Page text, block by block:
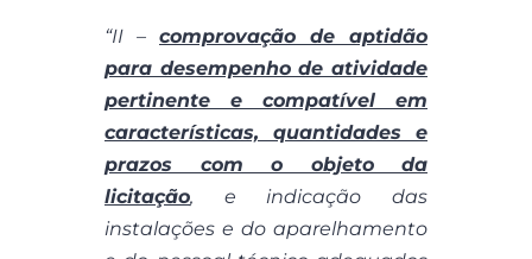
“II – comprovação de aptidão
para desempenho de atividade
pertinente e compatível em
características, quantidades e
prazos com o objeto da
licitação, e indicação das
instalações e do aparelhamento